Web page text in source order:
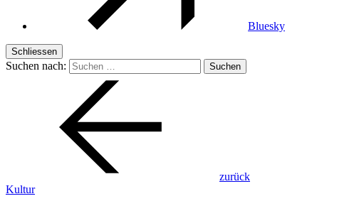
Bluesky
Schliessen
Suchen nach:
zurück
Kultur